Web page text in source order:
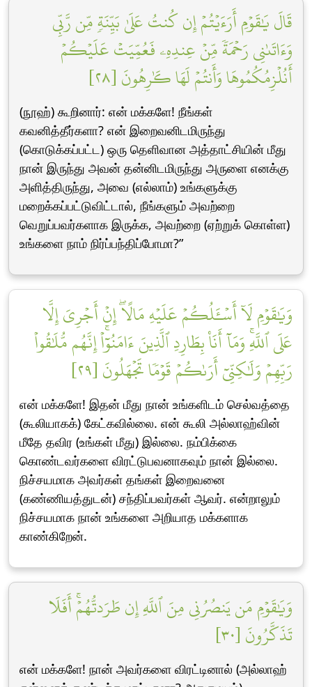
قَالَ يَٰقَوۡمِ أَرَءَيۡتُمۡ إِن كُنتُ عَلَىٰ بَيِّنَةٖ مِّن رَّبِّي
وَءَاتَىٰنِي رَحۡمَةٗ مِّنۡ عِندِهِۦ فَعُمِّيَتۡ عَلَيۡكُمۡ
أَنُلۡزِمُكُمُوهَا وَأَنتُمۡ لَهَا كَٰرِهُونَ [٢٨]
(நூஹ்) கூறினார்: என் மக்களே! நீங்கள்
கவனித்தீர்களா? என் இறைவனிடமிருந்து
(கொடுக்கப்பட்ட) ஒரு தெளிவான அத்தாட்சியின் மீது
நான் இருந்து அவன் தன்னிடமிருந்து அருளை எனக்கு
அளித்திருந்து, அவை (எல்லாம்) உங்களுக்கு
மறைக்கப்பட்டுவிட்டால், நீங்களும் அவற்றை
வெறுப்பவர்களாக இருக்க, அவற்றை (ஏற்றுக் கொள்ள)
உங்களை நாம் நிர்ப்பந்திப்போமா?”
وَيَٰقَوۡمِ لَآ أَسۡـَٔلُكُمۡ عَلَيۡهِ مَالًاۖ إِنۡ أَجۡرِيَ إِلَّا
عَلَى ٱللَّهِۚ وَمَآ أَنَا۠ بِطَارِدِ ٱلَّذِينَ ءَامَنُوٓاْۚ إِنَّهُم مُّلَٰقُواْ
رَبِّهِمۡ وَلَٰكِنِّيٓ أَرَىٰكُمۡ قَوۡمٗا تَجۡهَلُونَ [٢٩]
என் மக்களே! இதன் மீது நான் உங்களிடம் செல்வத்தை
(கூலியாகக்) கேட்கவில்லை. என் கூலி அல்லாஹ்வின்
மீதே தவிர (உங்கள் மீது) இல்லை. நம்பிக்கை
கொண்டவர்களை விரட்டுபவனாகவும் நான் இல்லை.
நிச்சயமாக அவர்கள் தங்கள் இறைவனை
(கண்ணியத்துடன்) சந்திப்பவர்கள் ஆவர். என்றாலும்
நிச்சயமாக நான் உங்களை அறியாத மக்களாக
காண்கிறேன்.
وَيَٰقَوۡمِ مَن يَنصُرُنِي مِنَ ٱللَّهِ إِن طَرَدتُّهُمۡۚ أَفَلَا
تَذَكَّرُونَ [٣٠]
என் மக்களே! நான் அவர்களை விரட்டினால் (அல்லாஹ்